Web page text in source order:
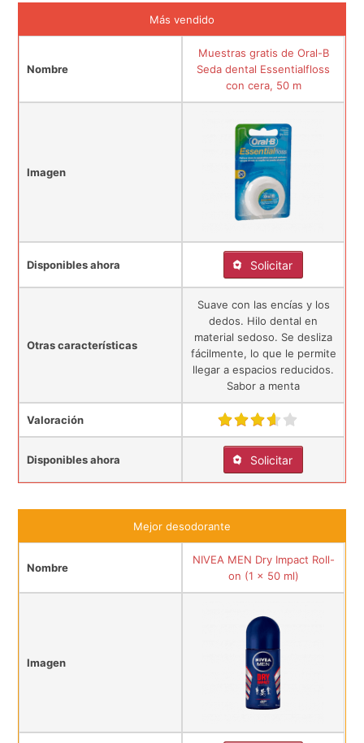
Más vendido
Nombre
Muestras gratis de Oral-B
Seda dental Essentialfloss
con cera, 50 m
Imagen
Disponibles ahora Solicitar
Otras características
Suave con las encías y los
dedos. Hilo dental en
material sedoso. Se desliza
fácilmente, lo que le permite
llegar a espacios reducidos.
Sabor a menta
Valoración
Disponibles ahora Solicitar
Mejor desodorante
Nombre
NIVEA MEN Dry Impact Roll-
on (1 x 50 ml)
Imagen